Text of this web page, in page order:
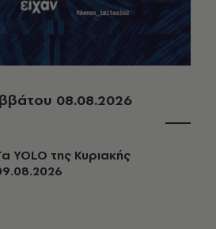
08.08.2026
YOLO της Κυριακής